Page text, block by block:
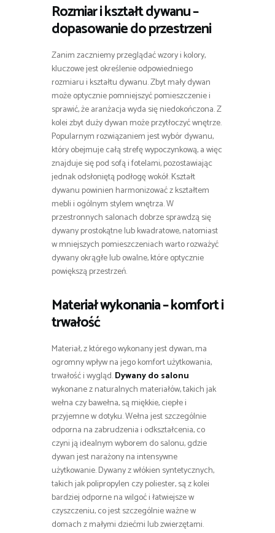
Rozmiar i kształt dywanu –
dopasowanie do przestrzeni
Zanim zaczniemy przeglądać wzory i kolory,
kluczowe jest określenie odpowiedniego
rozmiaru i kształtu dywanu. Zbyt mały dywan
może optycznie pomniejszyć pomieszczenie i
sprawić, że aranżacja wyda się niedokończona. Z
kolei zbyt duży dywan może przytłoczyć wnętrze.
Popularnym rozwiązaniem jest wybór dywanu,
który obejmuje całą strefę wypoczynkową, a więc
znajduje się pod sofą i fotelami, pozostawiając
jednak odsłoniętą podłogę wokół. Kształt
dywanu powinien harmonizować z kształtem
mebli i ogólnym stylem wnętrza. W
przestronnych salonach dobrze sprawdzą się
dywany prostokątne lub kwadratowe, natomiast
w mniejszych pomieszczeniach warto rozważyć
dywany okrągłe lub owalne, które optycznie
powiększą przestrzeń.
Materiał wykonania – komfort i
trwałość
Materiał, z którego wykonany jest dywan, ma
ogromny wpływ na jego komfort użytkowania,
trwałość i wygląd.Dywany do salonu
wykonane z naturalnych materiałów, takich jak
wełna czy bawełna, są miękkie, ciepłe i
przyjemne w dotyku. Wełna jest szczególnie
odporna na zabrudzenia i odkształcenia, co
czyni ją idealnym wyborem do salonu, gdzie
dywan jest narażony na intensywne
użytkowanie. Dywany z włókien syntetycznych,
takich jak polipropylen czy poliester, są z kolei
bardziej odporne na wilgoć i łatwiejsze w
czyszczeniu, co jest szczególnie ważne w
domach z małymi dziećmi lub zwierzętami.